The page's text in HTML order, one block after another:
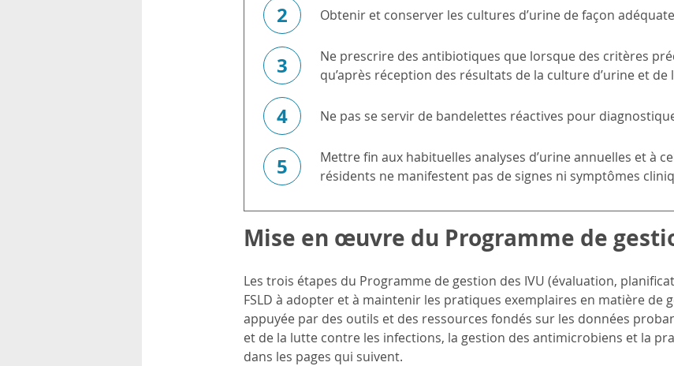
2 Obtenir et conserver les cultures d’urine de façon
3
Ne prescrire des antibiotiques que lorsque des critères
qu’après réception des résultats de la culture d’urine et de
4 Ne pas se servir de bandelettes réactives pour
5
Mettre fin aux habituelles analyses d’urine annuelles et à
résidents ne manifestent pas de signes ni symptômes
Mise en œuvre du Programme de
Les trois étapes du Programme de gestion des IVU (évaluation,
FSLD à adopter et à maintenir les pratiques exemplaires en matière de
appuyée par des outils et des ressources fondés sur les données
et de la lutte contre les infections, la gestion des antimicrobiens et la
dans les pages qui suivent.